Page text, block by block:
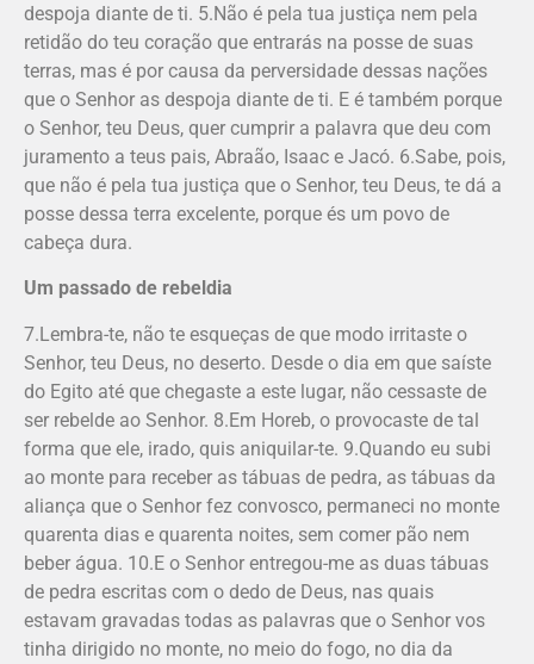
despoja diante de ti. 5.Não é pela tua justiça nem pela
retidão do teu coração que entrarás na posse de suas
terras, mas é por causa da perversidade dessas nações
que o Senhor as despoja diante de ti. E é também porque
o Senhor, teu Deus, quer cumprir a palavra que deu com
juramento a teus pais, Abraão, Isaac e Jacó. 6.Sabe, pois,
que não é pela tua justiça que o Senhor, teu Deus, te dá a
posse dessa terra excelente, porque és um povo de
cabeça dura.
Um passado de rebeldia
7.Lembra-te, não te esqueças de que modo irritaste o
Senhor, teu Deus, no deserto. Desde o dia em que saíste
do Egito até que chegaste a este lugar, não cessaste de
ser rebelde ao Senhor. 8.Em Horeb, o provocaste de tal
forma que ele, irado, quis aniquilar-te. 9.Quando eu subi
ao monte para receber as tábuas de pedra, as tábuas da
alian­ça que o Senhor fez convosco, permaneci no monte
quarenta dias e quarenta noites, sem comer pão nem
beber água. 10.E o Senhor entregou-me as duas tábuas
de pedra escritas com o dedo de Deus, nas quais
estavam gravadas todas as palavras que o Senhor vos
tinha dirigido no monte, no meio do fogo, no dia da